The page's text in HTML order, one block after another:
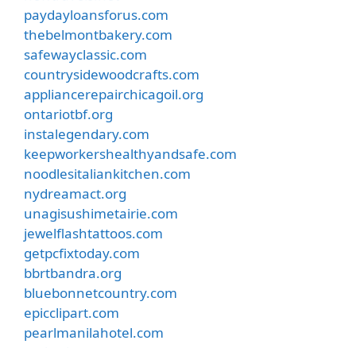
paydayloansforus.com
thebelmontbakery.com
safewayclassic.com
countrysidewoodcrafts.com
appliancerepairchicagoil.org
ontariotbf.org
instalegendary.com
keepworkershealthyandsafe.com
noodlesitaliankitchen.com
nydreamact.org
unagisushimetairie.com
jewelflashtattoos.com
getpcfixtoday.com
bbrtbandra.org
bluebonnetcountry.com
epicclipart.com
pearlmanilahotel.com